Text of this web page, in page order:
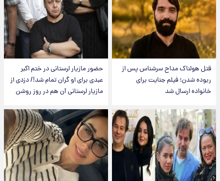
قتل هولناک مداح سرشناس پس از
ربوده شدن؛ فیلم جنایت برای
خانواده ارسال شد
حضور مازیار لرستانی در ختم اکبر
عبدی برای او گران تمام شد!/ دزدی از
مازیار لرستانی آن هم در روز روشن